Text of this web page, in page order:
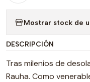
Mostrar stock de
DESCRIPCIÓN
Tras milenios de
Rauha. Como